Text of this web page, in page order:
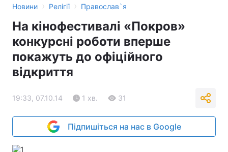
Новини › Релігії › Православ`я
На кінофестивалі «Покров»
конкурсні роботи вперше
покажуть до офіційного
відкриття
19:33, 07.10.14 1 хв. 31
Підпишіться на нас в Google